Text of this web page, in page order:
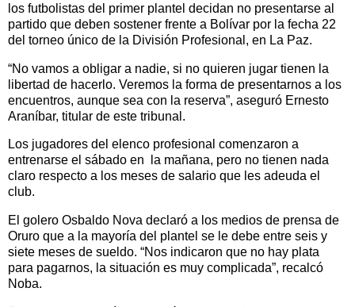
los futbolistas del primer plantel decidan no presentarse al
partido que deben sostener frente a Bolívar por la fecha 22
del torneo único de la División Profesional, en La Paz.
“No vamos a obligar a nadie, si no quieren jugar tienen la
libertad de hacerlo. Veremos la forma de presentarnos a los
encuentros, aunque sea con la reserva”, aseguró Ernesto
Araníbar, titular de este tribunal.
Los jugadores del elenco profesional comenzaron a
entrenarse el sábado en la mañana, pero no tienen nada
claro respecto a los meses de salario que les adeuda el
club.
El golero Osbaldo Nova declaró a los medios de prensa de
Oruro que a la mayoría del plantel se le debe entre seis y
siete meses de sueldo. “Nos indicaron que no hay plata
para pagarnos, la situación es muy complicada”, recalcó
Noba.